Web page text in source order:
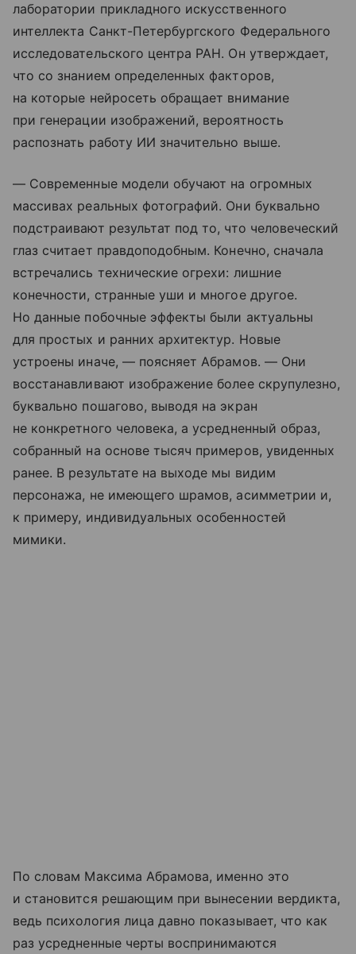
лаборатории прикладного искусственного
интеллекта Санкт-Петербургского Федерального
исследовательского центра РАН. Он утверждает,
что со знанием определенных факторов,
на которые нейросеть обращает внимание
при генерации изображений, вероятность
распознать работу ИИ значительно выше.
— Современные модели обучают на огромных
массивах реальных фотографий. Они буквально
подстраивают результат под то, что человеческий
глаз считает правдоподобным. Конечно, сначала
встречались технические огрехи: лишние
конечности, странные уши и многое другое.
Но данные побочные эффекты были актуальны
для простых и ранних архитектур. Новые
устроены иначе, — поясняет Абрамов. — Они
восстанавливают изображение более скрупулезно,
буквально пошагово, выводя на экран
не конкретного человека, а усредненный образ,
собранный на основе тысяч примеров, увиденных
ранее. В результате на выходе мы видим
персонажа, не имеющего шрамов, асимметрии и,
к примеру, индивидуальных особенностей
мимики.
По словам Максима Абрамова, именно это
и становится решающим при вынесении вердикта,
ведь психология лица давно показывает, что как
раз усредненные черты воспринимаются